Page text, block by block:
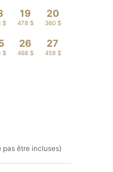
$
19
478 $
20
360 $
$
26
468 $
27
459 $
pas être incluses)